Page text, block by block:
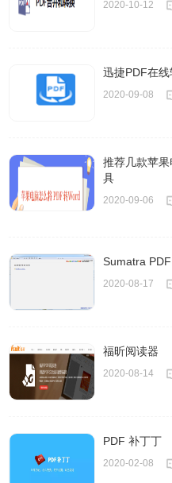
2020-10-12
迅捷PDF在
2020-09-08
推荐几款苹
具
2020-09-06
Sumatra
2020-08-17
福昕阅读器
2020-08-14
PDF 补丁丁
2020-02-08